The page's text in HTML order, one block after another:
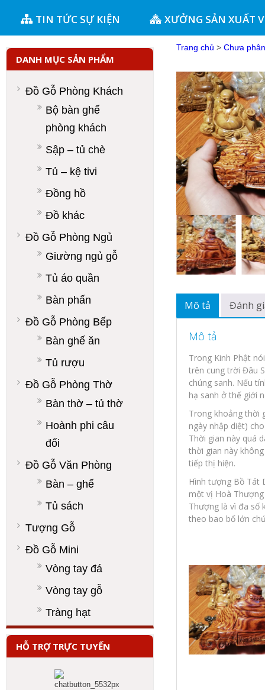
TIN TỨC SỰ KIỆN XƯỞNG SẢN XUẤT
Trang chủ > Chưa
Mô tả Đánh
Mô tả
Trong Kinh Phật
trên cung trời Đâu
chúng sanh. Nếu
hạ sanh ở thế giới
Trong khoảng thời
ngày nhập diệt)
Thời gian này quá
thời gian này
tiếp thị hiện.
Hình tượng Bồ Tát
một vị Hoà
Thượng là vì đa số
theo bao bố lớn
DANH MỤC SẢN PHẨM
Đồ Gỗ Phòng Khách
Bộ bàn ghế
phòng khách
Sập – tủ chè
Tủ – kệ tivi
Đồng hồ
Đồ khác
Đồ Gỗ Phòng Ngủ
Giường ngủ gỗ
Tủ áo quần
Bàn phấn
Đồ Gỗ Phòng Bếp
Bàn ghế ăn
Tủ rượu
Đồ Gỗ Phòng Thờ
Bàn thờ – tủ thờ
Hoành phi câu
đối
Đồ Gỗ Văn Phòng
Bàn – ghế
Tủ sách
Tượng Gỗ
Đồ Gỗ Mini
Vòng tay đá
Vòng tay gỗ
Tràng hạt
HỖ TRỢ TRỰC TUYẾN